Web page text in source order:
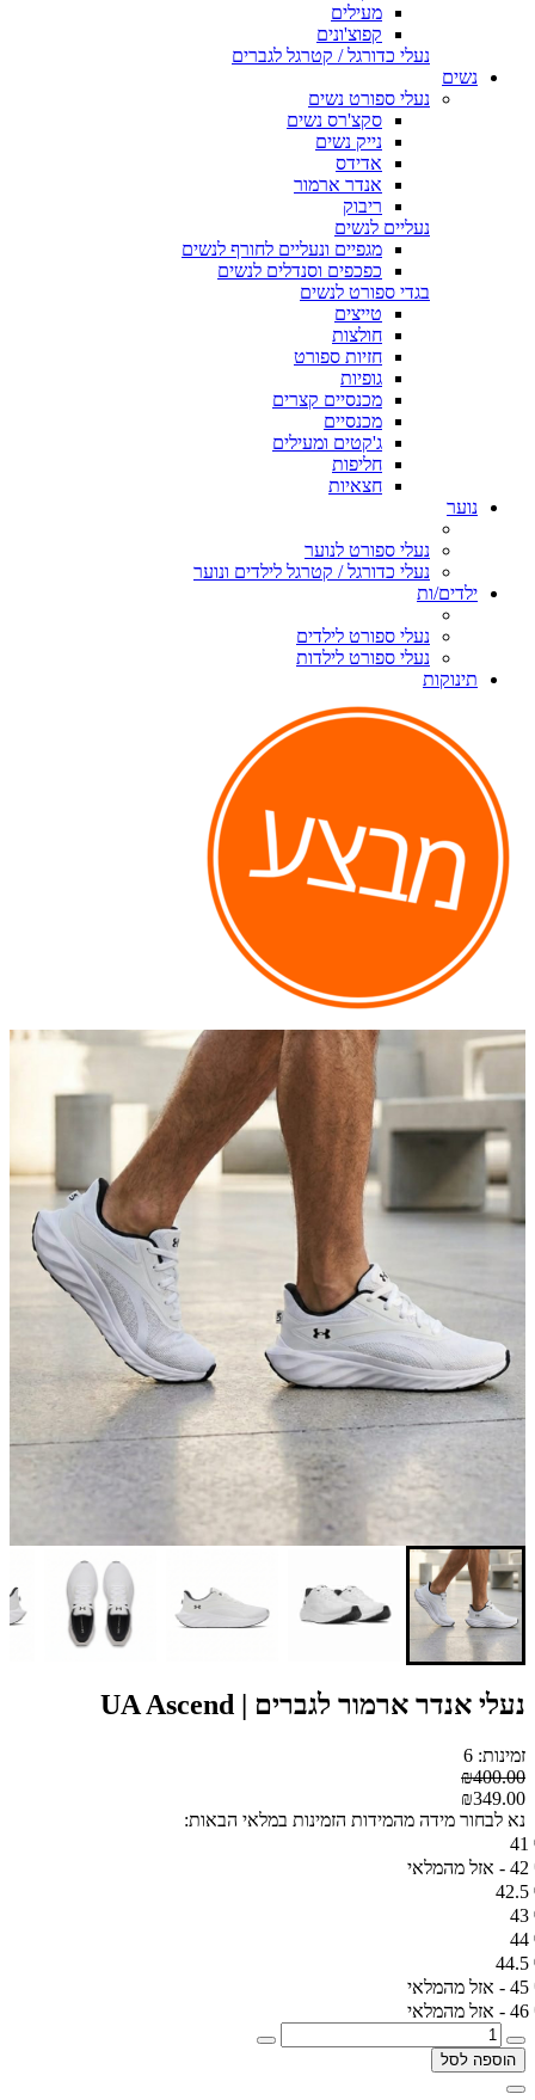
מעילים
קפוצ'ונים
נעלי כדורגל / קטרגל לגברים
נשים
נעלי ספורט נשים
סקצ'רס נשים
נייק נשים
אדידס
אנדר ארמור
ריבוק
נעליים לנשים
מגפיים ונעליים לחורף לנשים
כפכפים וסנדלים לנשים
בגדי ספורט לנשים
טייצים
חולצות
חזיות ספורט
גופיות
מכנסיים קצרים
מכנסיים
ג'קטים ומעילים
חליפות
חצאיות
נוער
נעלי ספורט לנוער
נעלי כדורגל / קטרגל לילדים ונוער
ילדים/ות
נעלי ספורט לילדים
נעלי ספורט לילדות
תינוקות
נעלי אנדר ארמור לגברים | UA Ascend
זמינות: 6
₪400.00
₪349.00
נא לבחור מידה מהמידות הזמינות במלאי הבאות:
41
42 - אזל מהמלאי
42.5
43
44
44.5
45 - אזל מהמלאי
46 - אזל מהמלאי
הוספה לסל